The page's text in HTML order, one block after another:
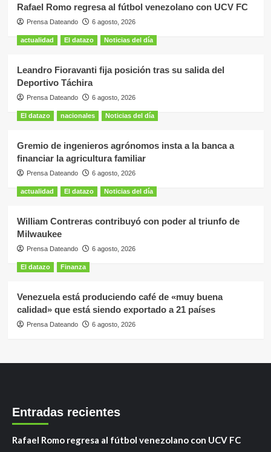
Rafael Romo regresa al fútbol venezolano con UCV FC
Prensa Dateando 6 agosto, 2026
actualidad El datazo Noticias del día
Leandro Fioravanti fija posición tras su salida del
Deportivo Táchira
Prensa Dateando 6 agosto, 2026
El datazo nacionales Noticias del día
Gremio de ingenieros agrónomos insta a la banca a
financiar la agricultura familiar
Prensa Dateando 6 agosto, 2026
actualidad El datazo Noticias del día
William Contreras contribuyó con poder al triunfo de
Milwaukee
Prensa Dateando 6 agosto, 2026
El datazo Finanza
Venezuela está produciendo café de «muy buena
calidad» que está siendo exportado a 21 países
Prensa Dateando 6 agosto, 2026
Entradas recientes
Rafael Romo regresa al fútbol venezolano con UCV FC